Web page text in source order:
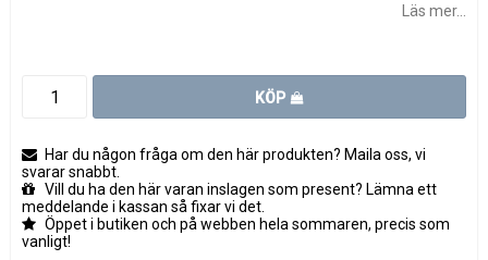
Läs mer...
KÖP
Har du någon fråga om den här produkten? Maila oss, vi
svarar snabbt.
Vill du ha den här varan inslagen som present? Lämna ett
meddelande i kassan så fixar vi det.
Öppet i butiken och på webben hela sommaren, precis som
vanligt!